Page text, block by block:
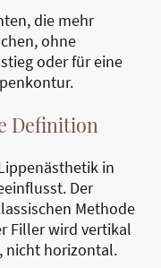
die mehr
ohne
oder für eine
Definition
in
Der
Methode
Filler wird vertikal
nicht horizontal.